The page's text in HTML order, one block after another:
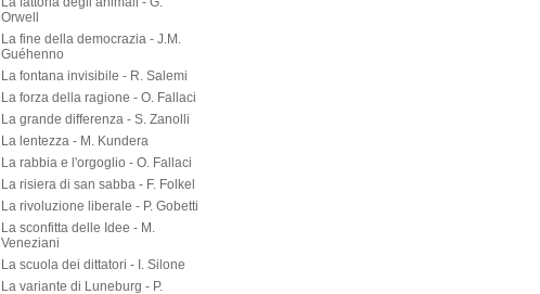
Orwell
La fine della democrazia - J.M.
Guéhenno
La fontana invisibile - R. Salemi
La forza della ragione - O. Fallaci
La grande differenza - S. Zanolli
La lentezza - M. Kundera
La rabbia e l'orgoglio - O. Fallaci
La risiera di san sabba - F. Folkel
La rivoluzione liberale - P. Gobetti
La sconfitta delle Idee - M.
Veneziani
La scuola dei dittatori - I. Silone
La variante di Luneburg - P.